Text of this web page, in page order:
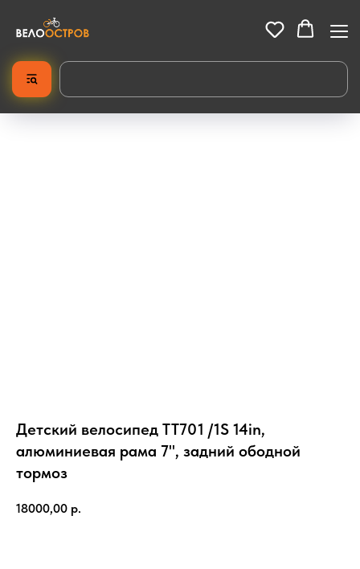
Детский велосипед TT701 /1S 14in,
алюминиевая рама 7", задний ободной
тормоз
18000,00 р.